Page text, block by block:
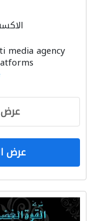
media agency
عرض
عرض